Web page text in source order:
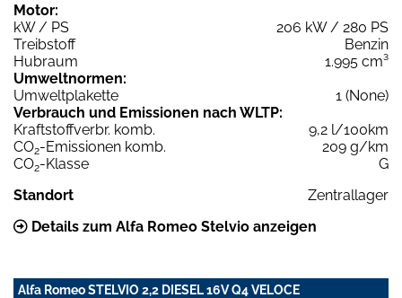
Motor:
kW / PS
206 kW / 280 PS
Treibstoff
Benzin
Hubraum
1.995 cm³
Umweltnormen:
Umweltplakette
1 (None)
Verbrauch und Emissionen nach WLTP:
Kraftstoffverbr. komb.
9,2 l/100km
CO2-Emissionen komb.
209 g/km
CO2-Klasse
G
Standort
Zentrallager
Details zum Alfa Romeo Stelvio anzeigen
Alfa Romeo STELVIO 2,2 DIESEL 16V Q4 VELOCE